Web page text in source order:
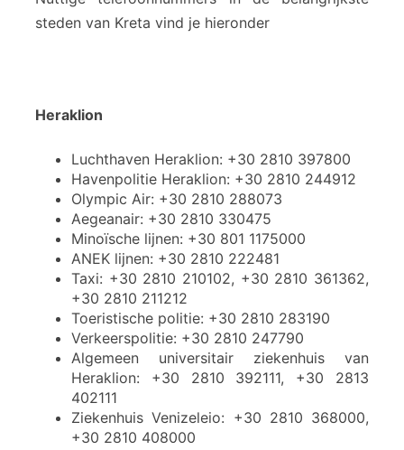
steden van Kreta vind je hieronder
Heraklion
Luchthaven Heraklion: +30 2810 397800
Havenpolitie Heraklion: +30 2810 244912
Olympic Air: +30 2810 288073
Aegeanair: +30 2810 330475
Minoïsche lijnen: +30 801 1175000
ANEK lijnen: +30 2810 222481
Taxi: +30 2810 210102, +30 2810 361362,
+30 2810 211212
Toeristische politie: +30 2810 283190
Verkeerspolitie: +30 2810 247790
Algemeen universitair ziekenhuis van
Heraklion: +30 2810 392111, +30 2813
402111
Ziekenhuis Venizeleio: +30 2810 368000,
+30 2810 408000